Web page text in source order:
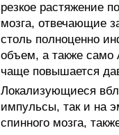
резкое растяжение
мозга, отвечающие
столь полноценно
объем, а также само
чаще повышается
Локализующиеся
импульсы, так и на
спинного мозга,